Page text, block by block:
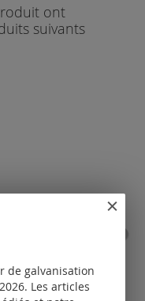
ont
suivants
de galvanisation
Les articles